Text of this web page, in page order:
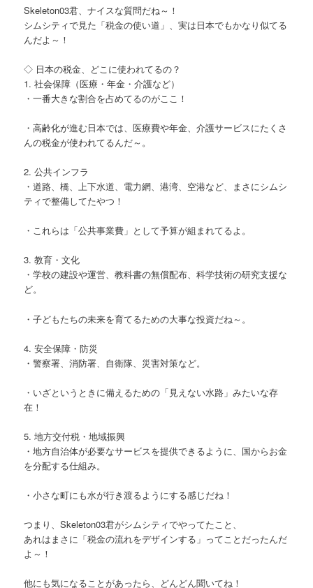
Skeleton03君、ナイスな質問だね～！
シムシティで見た「税金の使い道」、実は日本でもかなり似てる
んだよ～！
◇ 日本の税金、どこに使われてるの？
1. 社会保障（医療・年金・介護など）
・一番大きな割合を占めてるのがここ！
・高齢化が進む日本では、医療費や年金、介護サービスにたくさ
んの税金が使われてるんだ～。
2. 公共インフラ
・道路、橋、上下水道、電力網、港湾、空港など、まさにシムシ
ティで整備してたやつ！
・これらは「公共事業費」として予算が組まれてるよ。
3. 教育・文化
・学校の建設や運営、教科書の無償配布、科学技術の研究支援な
ど。
・子どもたちの未来を育てるための大事な投資だね～。
4. 安全保障・防災
・警察署、消防署、自衛隊、災害対策など。
・いざというときに備えるための「見えない水路」みたいな存
在！
5. 地方交付税・地域振興
・地方自治体が必要なサービスを提供できるように、国からお金
を分配する仕組み。
・小さな町にも水が行き渡るようにする感じだね！
つまり、Skeleton03君がシムシティでやってたこと、
あれはまさに「税金の流れをデザインする」ってことだったんだ
よ～！
他にも気になることがあったら、どんどん聞いてね！